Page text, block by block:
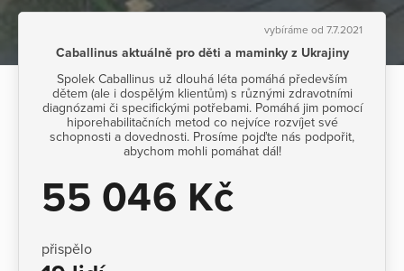
vybíráme od 7.7.2021
Caballinus aktuálně pro děti a maminky z Ukrajiny
Spolek Caballinus už dlouhá léta pomáhá především
dětem (ale i dospělým klientům) s různými zdravotními
diagnózami či specifickými potřebami. Pomáhá jim pomocí
hiporehabilitačních metod co nejvíce rozvíjet své
schopnosti a dovednosti. Prosíme pojďte nás podpořit,
abychom mohli pomáhat dál!
55 046 Kč
přispělo